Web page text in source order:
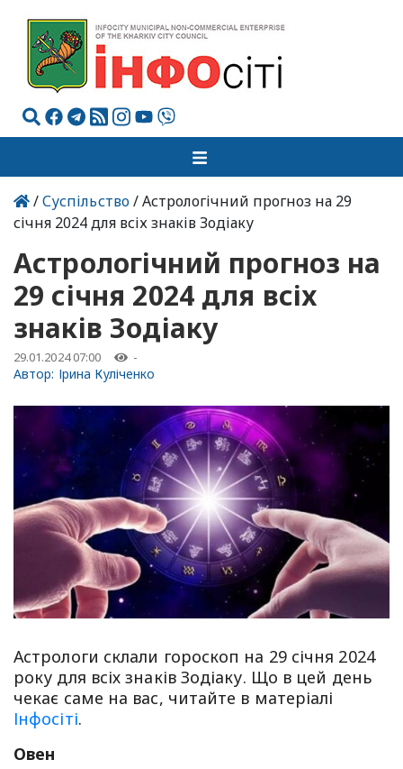
/Суспільство/ Астрологічний прогноз на 29
січня 2024 для всіх знаків Зодіаку
Астрологічний прогноз на
29 січня 2024 для всіх
знаків Зодіаку
29.01.2024 07:00 -
Автор: Ірина Куліченко
Астрологи склали гороскоп на 29 січня 2024
року для всіх знаків Зодіаку. Що в цей день
чекає саме на вас, читайте в матеріалі
Інфосіті.
Овен